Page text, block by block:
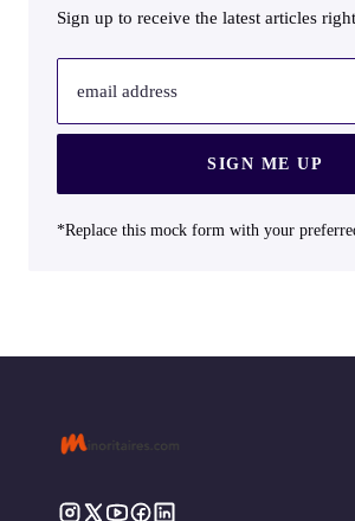
Sign up to receive the latest articles
email address
SIGN ME UP
*Replace this mock form with your